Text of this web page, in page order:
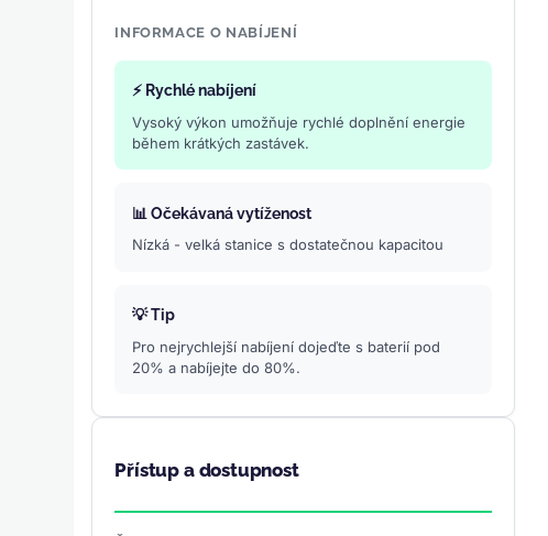
INFORMACE O NABÍJENÍ
⚡ Rychlé nabíjení
Vysoký výkon umožňuje rychlé doplnění energie
během krátkých zastávek.
📊 Očekávaná vytíženost
Nízká - velká stanice s dostatečnou kapacitou
💡 Tip
Pro nejrychlejší nabíjení dojeďte s baterií pod
20% a nabíjejte do 80%.
Přístup a dostupnost